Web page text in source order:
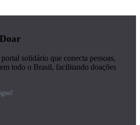
solidário que conecta pessoas,
todo o Brasil, facilitando doações